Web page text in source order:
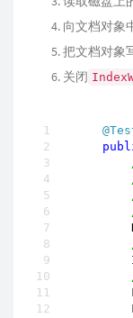
向文档对象
把文档对象
关闭